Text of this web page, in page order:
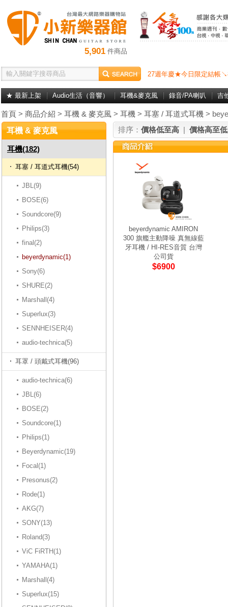
5,901 件商品
27週年慶★今日限定結帳
★ 最新上架 Audio生活（音響） 耳機&麥克風 錄音/PA喇叭 吉
首頁 > 商品介紹 > 耳機 & 麥克風 > 耳機 > 耳塞 / 耳道式耳機 >
耳機 & 麥克風
耳機(182)
耳塞 / 耳道式耳機(54)
JBL(9)
BOSE(6)
Soundcore(9)
Philips(3)
final(2)
beyerdynamic(1)
Sony(6)
SHURE(2)
Marshall(4)
Superlux(3)
SENNHEISER(4)
audio-technica(5)
耳罩 / 頭戴式耳機(96)
audio-technica(6)
JBL(6)
BOSE(2)
Soundcore(1)
Philips(1)
Beyerdynamic(19)
Focal(1)
Presonus(2)
Rode(1)
AKG(7)
SONY(13)
Roland(3)
ViC FiRTH(1)
YAMAHA(1)
Marshall(4)
Superlux(15)
排序： 價格低至高 | 價格高至低
beyerdynamic AMIRON
300 旗艦主動降噪 真無線藍
牙耳機 / HI-RES音質 台灣
公司貨
$6900